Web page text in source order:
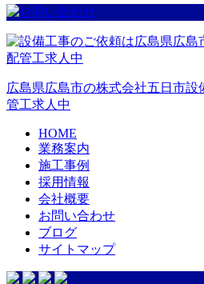
広島県広島市の株式会社五日市
管工求人中
HOME
業務案内
施工事例
採用情報
会社概要
お問い合わせ
ブログ
サイトマップ